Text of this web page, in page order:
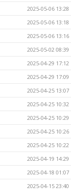
2025-05-06 13:28
2025-05-06 13:18
2025-05-06 13:16
2025-05-02 08:39
2025-04-29 17:12
2025-04-29 17:09
2025-04-25 13:07
2025-04-25 10:32
2025-04-25 10:29
2025-04-25 10:26
2025-04-25 10:22
2025-04-19 14:29
2025-04-18 01:07
2025-04-15 23:40